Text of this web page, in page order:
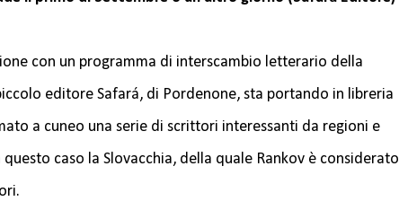
con un programma di interscambio letterario della
editore Safará, di Pordenone, sta portando in libreria
a cuneo una serie di scrittori interessanti da regioni e
caso la Slovacchia, della quale Rankov è considerato